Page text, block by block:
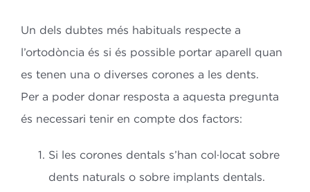
Un dels dubtes més habituals respecte a
l’ortodòncia és si és possible portar aparell quan
es tenen una o diverses corones a les dents.
Per a poder donar resposta a aquesta pregunta
és necessari tenir en compte dos factors:
Si les corones dentals s’han col·locat sobre
dents naturals o sobre implants dentals.